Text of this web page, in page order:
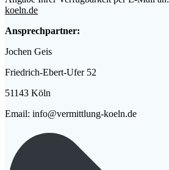
koeln.de
Ansprechpartner:
Jochen Geis
Friedrich-Ebert-Ufer 52
51143 Köln
Email: info@vermittlung-koeln.de